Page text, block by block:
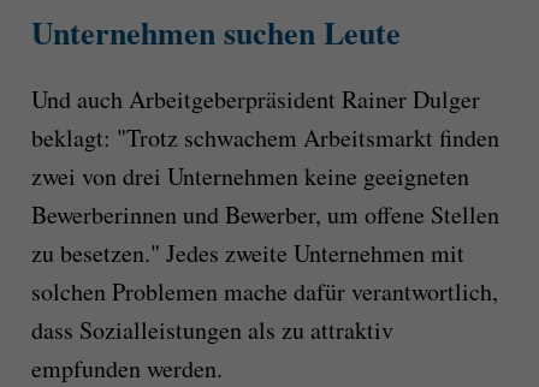
Unternehmen suchen Leute
Und auch Arbeitgeberpräsident Rainer Dulger
beklagt: "Trotz schwachem Arbeitsmarkt finden
zwei von drei Unternehmen keine geeigneten
Bewerberinnen und Bewerber, um offene Stellen
zu besetzen." Jedes zweite Unternehmen mit
solchen Problemen mache dafür verantwortlich,
dass Sozialleistungen als zu attraktiv
empfunden werden.